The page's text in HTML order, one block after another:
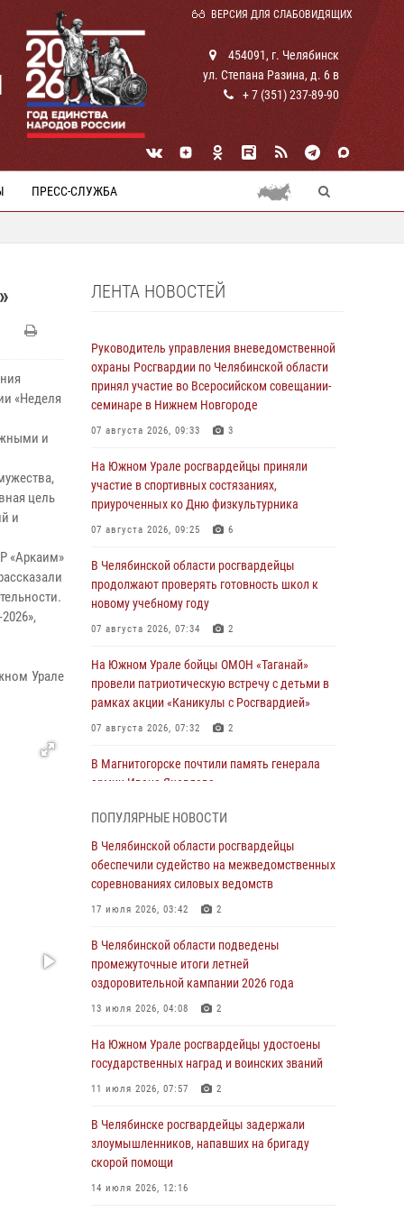
ВЕРСИЯ ДЛЯ СЛАБОВИДЯЩИХ
454091, г. Челябинск
ул. Степана Разина, д. 6 в
+ 7 (351) 237-89-90
ПРЕСС-СЛУЖБА
«Неделя
и
цель
и
«Аркаим»
Урале
ЛЕНТА НОВОСТЕЙ
Руководитель управления вневедомственной
охраны Росгвардии по Челябинской области
принял участие во Всеросийском совещании-
семинаре в Нижнем Новгороде
07 августа 2026, 09:33 3
На Южном Урале росгвардейцы приняли
участие в спортивных состязаниях,
приуроченных ко Дню физкультурника
07 августа 2026, 09:25 6
В Челябинской области росгвардейцы
продолжают проверять готовность школ к
новому учебному году
07 августа 2026, 07:34 2
На Южном Урале бойцы ОМОН «Таганай»
провели патриотическую встречу с детьми в
рамках акции «Каникулы с Росгвардией»
07 августа 2026, 07:32 2
В Магнитогорске почтили память генерала
армии Ивана Яковлева
В Магнитогорске сотрудники Росгвардии
задержали рецидивиста за хищение алкоголя
из супермаркета
05 августа 2026, 06:06
На Южном Урале спецназ Росгвардии провел
военно-полевые сборы для кадетов
04 августа 2026, 10:03 1
воров в Челябинске
04 августа 2026, 10:00
задержали подозреваемого в совершении
убийства
03 августа 2026, 11:41
ПОПУЛЯРНЫЕ НОВОСТИ
В Челябинской области росгвардейцы
обеспечили судейство на межведомственных
соревнованиях силовых ведомств
17 июля 2026, 03:42 2
В Челябинской области подведены
промежуточные итоги летней
оздоровительной кампании 2026 года
13 июля 2026, 04:08 2
На Южном Урале росгвардейцы удостоены
государственных наград и воинских званий
11 июля 2026, 07:57 2
В Челябинске росгвардейцы задержали
злоумышленников, напавших на бригаду
скорой помощи
14 июля 2026, 12:16